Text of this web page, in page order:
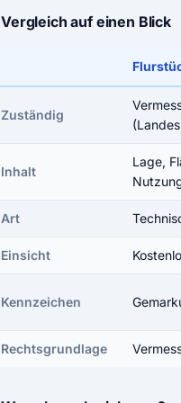
Vergleich auf einen Blick
Zuständig
Inhalt
Lage,
Art
Einsicht
Kennzeichen
Rechtsgrundlage